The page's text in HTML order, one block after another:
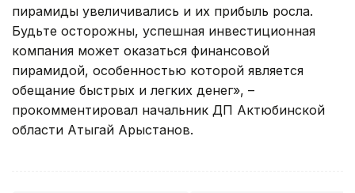
пирамиды увеличивались и их прибыль росла.
Будьте осторожны, успешная инвестиционная
компания может оказаться финансовой
пирамидой, особенностью которой является
обещание быстрых и легких денег», –
прокомментировал начальник ДП Актюбинской
области Атыгай Арыстанов.